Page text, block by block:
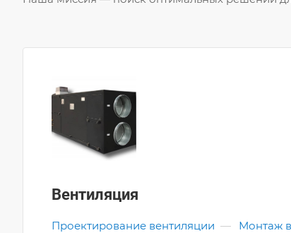
Вентиляция
Проектирование вентиляции — Монтаж